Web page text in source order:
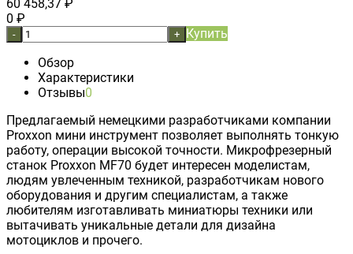
60 458,37 ₽
0 ₽
- + Купить
Обзор
Характеристики
Отзывы0
Предлагаемый немецкими разработчиками компании
Proxxon мини инструмент позволяет выполнять тонкую
работу, операции высокой точности. Микрофрезерный
станок Proxxon MF70 будет интересен моделистам,
людям увлеченным техникой, разработчикам нового
оборудования и другим специалистам, а также
любителям изготавливать миниатюры техники или
вытачивать уникальные детали для дизайна
мотоциклов и прочего.